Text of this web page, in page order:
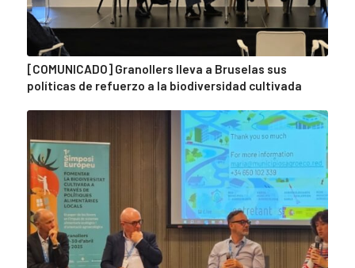
[COMUNICADO] Granollers lleva a Bruselas sus
políticas de refuerzo a la biodiversidad cultivada